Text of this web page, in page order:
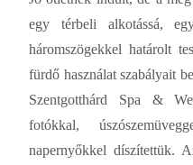
egy térbeli alkotássá,
háromszögekkel határolt
fürdő használat szabályait
Szentgotthárd Spa &
fotókkal,
napernyőkkel díszítettük.